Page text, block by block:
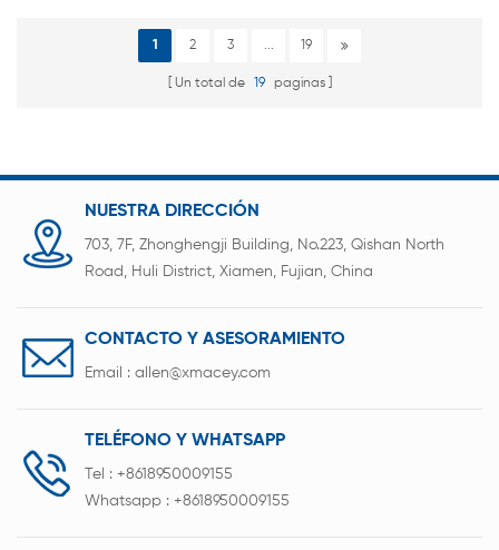
1 2 3 ... 19
Un total de 19 paginas
NUESTRA DIRECCIÓN
703, 7F, Zhonghengji Building, No.223, Qishan North
Road, Huli District, Xiamen, Fujian, China
CONTACTO Y ASESORAMIENTO
Email : allen@xmacey.com
TELÉFONO Y WHATSAPP
Tel : +8618950009155
Whatsapp : +8618950009155